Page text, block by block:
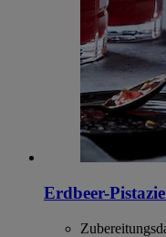
Erdbeer-